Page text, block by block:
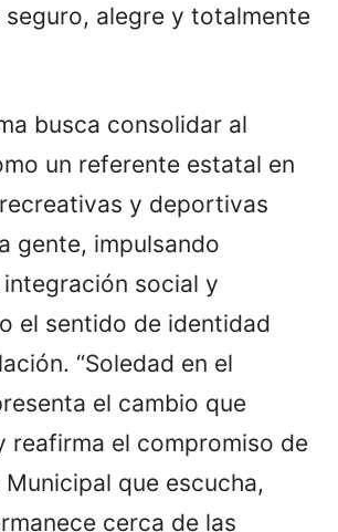
seguro, alegre y totalmente
busca consolidar al
un referente estatal en
y deportivas
gente, impulsando
social y
el sentido de identidad
“Soledad en el
el cambio que
reafirma el compromiso de
que escucha,
cerca de las